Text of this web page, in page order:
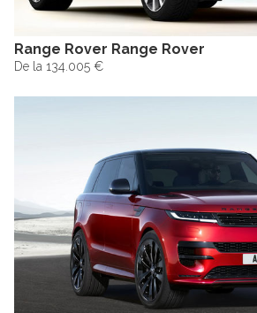
Range Rover Range Rover
De la 134.005 €